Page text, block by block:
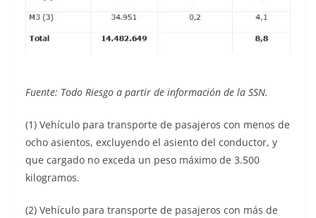
Fuente: Todo Riesgo a partir de información de la SSN.
(1) Vehículo para transporte de pasajeros con menos de
ocho asientos, excluyendo el asiento del conductor, y
que cargado no exceda un peso máximo de 3.500
kilogramos.
(2) Vehículo para transporte de pasajeros con más de